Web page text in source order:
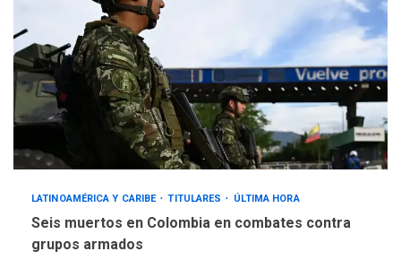
LATINOAMÉRICA Y CARIBE TITULARES ÚLTIMA HORA
Seis muertos en Colombia en combates contra
grupos armados